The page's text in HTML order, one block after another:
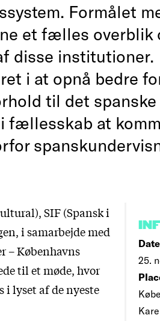
Formålet
et fælles overblik
disse institutioner.
i at opnå bedre
til det spanske
fællesskab at
25.
SIF (Spansk i
i samarbejde med
– Københavns
til et møde, hvor
i lyset af de nyeste